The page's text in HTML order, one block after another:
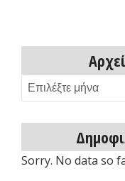
Αρχείο
δημοσιεύσεων
Sorry. No data so